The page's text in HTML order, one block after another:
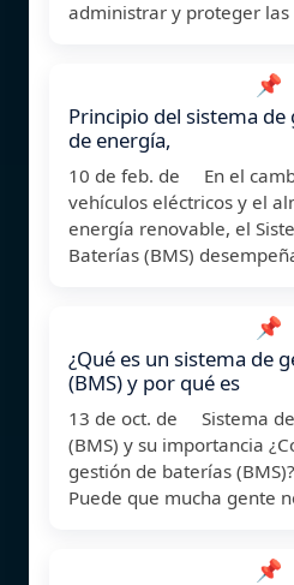
administrar y proteger
📌
Principio del sistema
de energía,
10 de feb. de En el
vehículos eléctricos y el
energía renovable, el
Baterías (BMS)
📌
¿Qué es un sistema de
(BMS) y por qué es
13 de oct. de Sistema
(BMS) y su importancia
gestión de baterías
Puede que mucha gente
📌